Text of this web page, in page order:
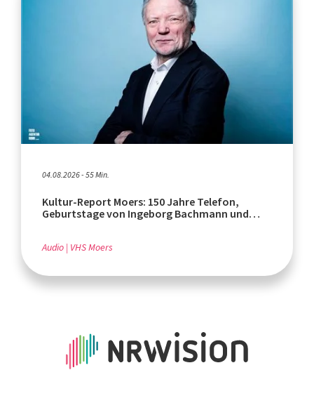
04.08.2026 - 55 Min.
Kultur-Report Moers: 150 Jahre Telefon,
Geburtstage von Ingeborg Bachmann und
Audio VHS Moers